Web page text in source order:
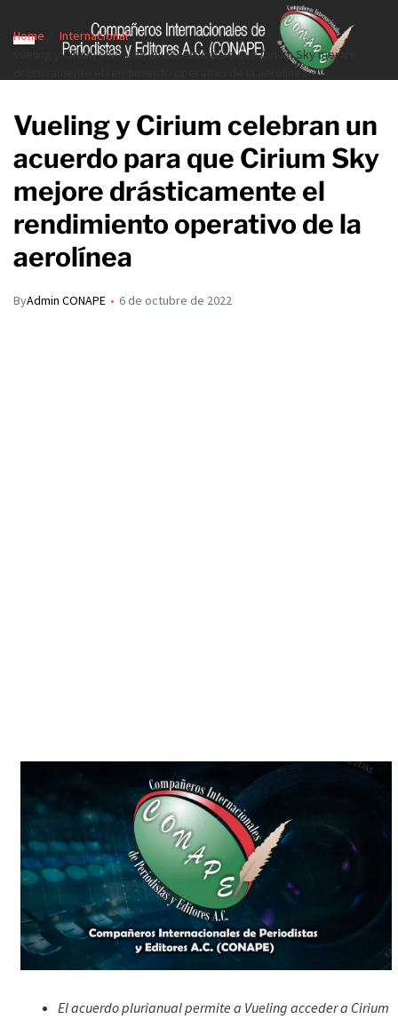
Home
Internacional
Vueling y Cirium celebran un acuerdo para que Cirium Sky mejore
drásticamente el rendimiento operativo de la aerolínea
Vueling y Cirium celebran un
acuerdo para que Cirium Sky
mejore drásticamente el
rendimiento operativo de la
aerolínea
ByAdmin CONAPE 6 de octubre de 2022
El acuerdo plurianual permite a Vueling acceder a Cirium